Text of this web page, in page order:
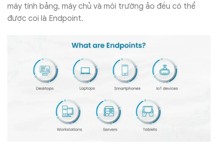
máy tính bảng, máy chủ và môi trường ảo đều có thể
được coi là Endpoint.